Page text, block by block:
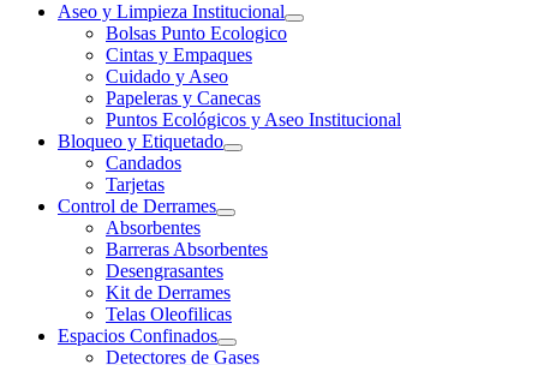
Aseo y Limpieza Institucional
Bolsas Punto Ecologico
Cintas y Empaques
Cuidado y Aseo
Papeleras y Canecas
Puntos Ecológicos y Aseo Institucional
Bloqueo y Etiquetado
Candados
Tarjetas
Control de Derrames
Absorbentes
Barreras Absorbentes
Desengrasantes
Kit de Derrames
Telas Oleofilicas
Espacios Confinados
Detectores de Gases